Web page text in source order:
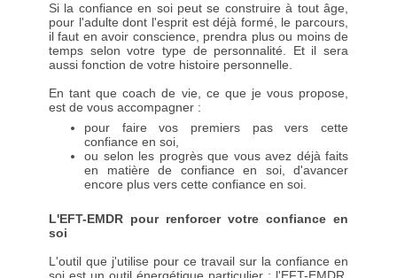
Si la confiance en soi peut se construire à tout âge,
pour l'adulte dont l'esprit est déjà formé, le parcours,
il faut en avoir conscience, prendra plus ou moins de
temps selon votre type de personnalité. Et il sera
aussi fonction de votre histoire personnelle.
En tant que coach de vie, ce que je vous propose,
est de vous accompagner :
pour faire vos premiers pas vers cette
confiance en soi,
ou selon les progrès que vous avez déjà faits
en matière de confiance en soi, d'avancer
encore plus vers cette confiance en soi.
L'EFT-EMDR pour renforcer votre confiance en
soi
L'outil que j'utilise pour ce travail sur la confiance en